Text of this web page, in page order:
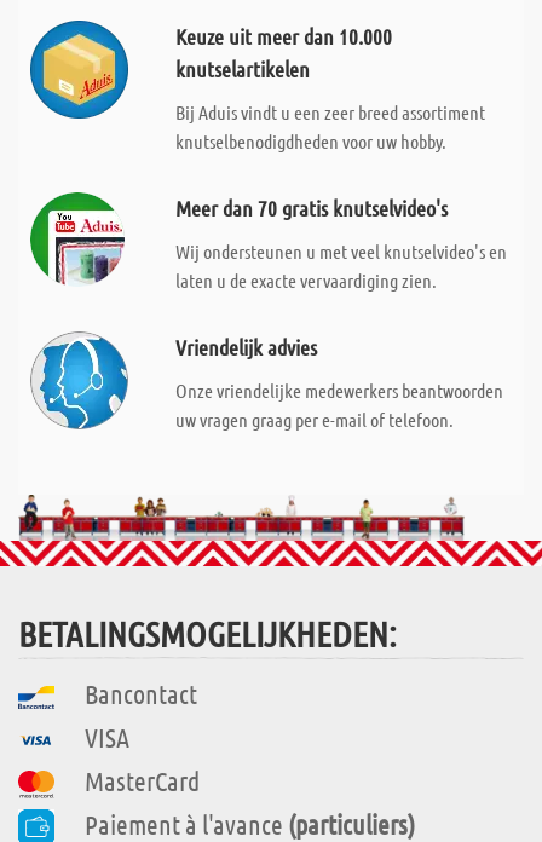
Keuze uit meer dan 10.000
knutselartikelen
Bij Aduis vindt u een zeer breed assortiment
knutselbenodigdheden voor uw hobby.
Meer dan 70 gratis knutselvideo's
Wij ondersteunen u met veel knutselvideo's en
laten u de exacte vervaardiging zien.
Vriendelijk advies
Onze vriendelijke medewerkers beantwoorden
uw vragen graag per e-mail of telefoon.
BETALINGSMOGELIJKHEDEN:
Bancontact
VISA
MasterCard
Paiement à l'avance (particuliers)